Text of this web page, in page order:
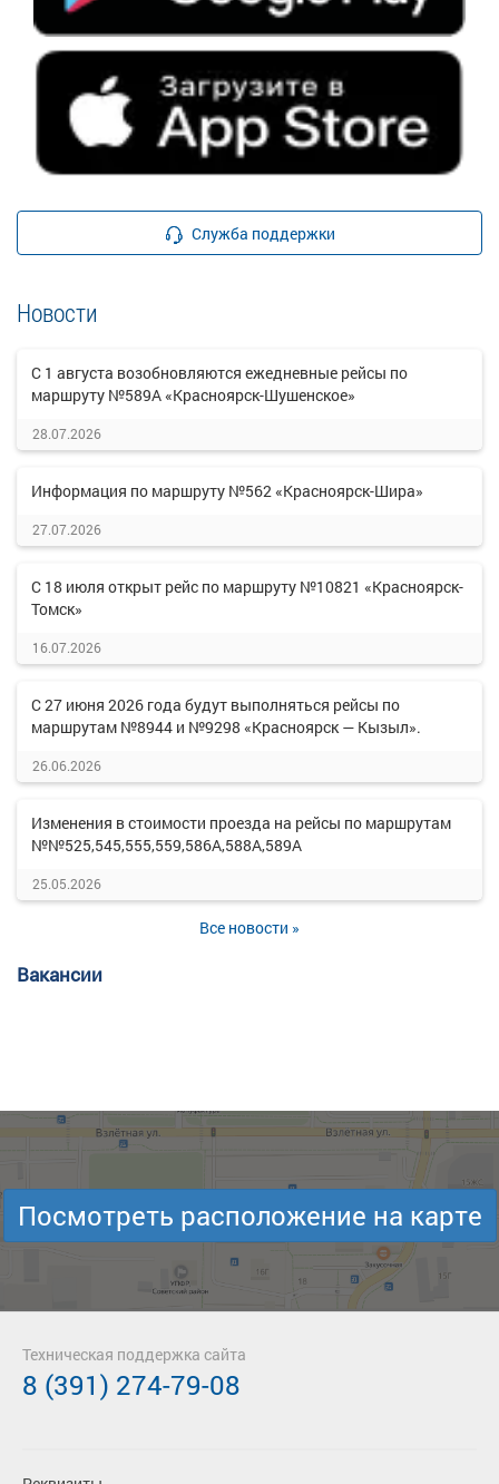
Служба поддержки
Новости
С 1 августа возобновляются ежедневные рейсы по
маршруту №589А «Красноярск-Шушенское»
28.07.2026
Информация по маршруту №562 «Красноярск-Шира»
27.07.2026
С 18 июля открыт рейс по маршруту №10821 «Красноярск-
Томск»
16.07.2026
С 27 июня 2026 года будут выполняться рейсы по
маршрутам №8944 и №9298 «Красноярск — Кызыл».
26.06.2026
Изменения в стоимости проезда на рейсы по маршрутам
№№525,545,555,559,586А,588А,589А
25.05.2026
Все новости »
Вакансии
Посмотреть расположение на карте
Техническая поддержка сайта
8 (391) 274-79-08